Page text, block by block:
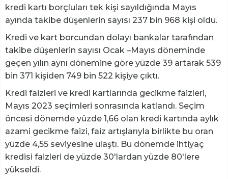
kredi kartı borçluları tek kişi sayıldığında Mayıs
ayında takibe düşenlerin sayısı 237 bin 968 kişi oldu.
Kredi ve kart borcundan dolayı bankalar tarafından
takibe düşenlerin sayısı Ocak –Mayıs döneminde
geçen yılın aynı dönemine göre yüzde 39 artarak 539
bin 371 kişiden 749 bin 522 kişiye çıktı.
Kredi faizleri ve kredi kartlarında gecikme faizleri,
Mayıs 2023 seçimleri sonrasında katlandı. Seçim
öncesi dönemde yüzde 1,66 olan kredi kartında aylık
azami gecikme faizi, faiz artışlarıyla birlikte bu oran
yüzde 4,55 seviyesine ulaştı. Bu dönemde ihtiyaç
kredisi faizleri de yüzde 30'lardan yüzde 80'lere
yükseldi.